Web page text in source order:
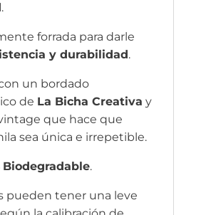
.
forrada para darle
y durabilidad .
un bordado
de La Bicha Creativa y
que hace que
sea única e irrepetible.
Biodegradable.
pueden tener una leve